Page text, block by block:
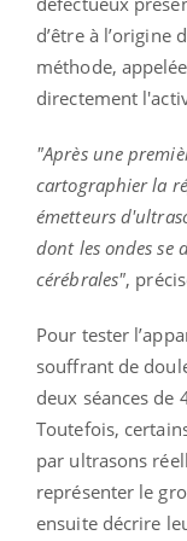
d’être à l’origine
méthode,
directement
"Après une
cartographier la
émetteurs
dont les ondes se
cérébrales",
Pour tester
souffrant de
deux séances de
Toutefois,
par ultrasons
représenter le
ensuite décrire